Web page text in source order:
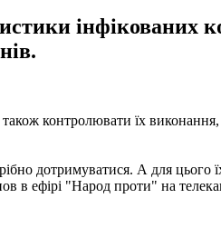
інфікованих
контролювати їх
дотримуватися. А для цього
в ефірі "Народ проти" на